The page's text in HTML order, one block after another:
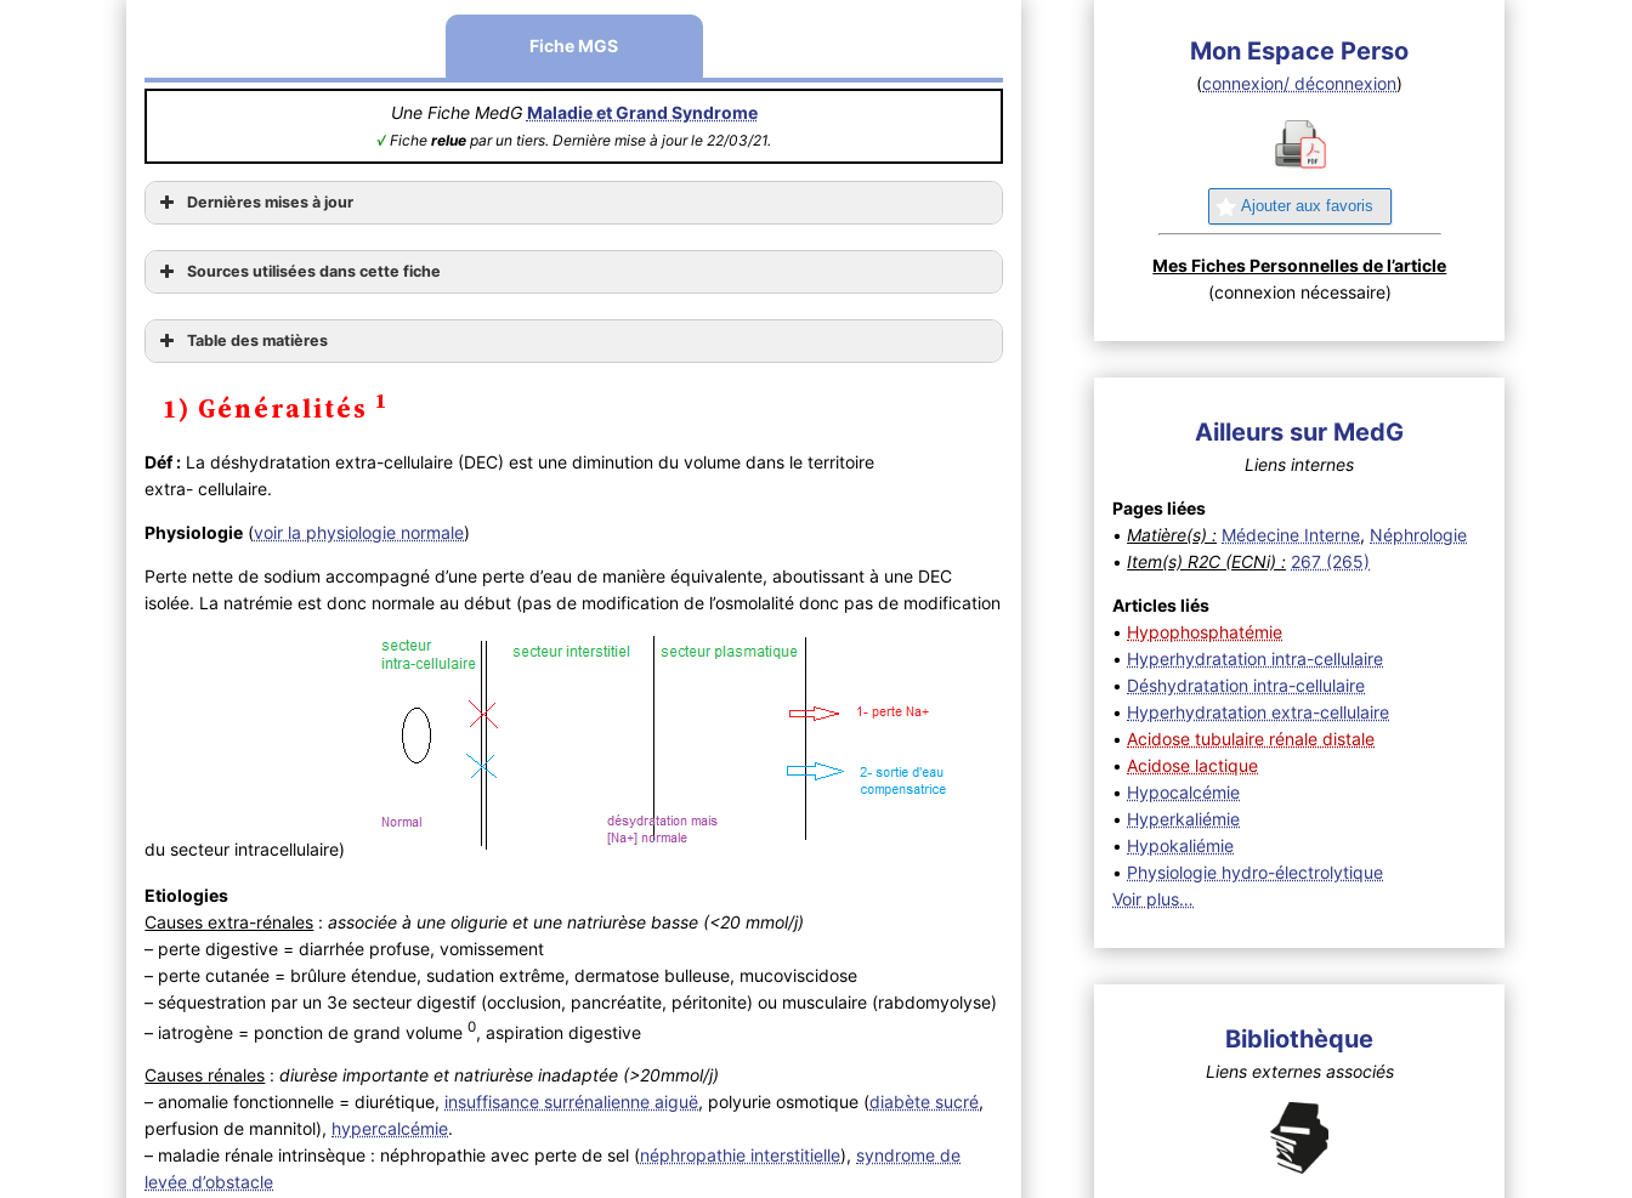
Fiche MGS
Une Fiche MedG Maladie et Grand Syndrome
√ Ficherelue par un tiers. Dernière mise à jour le 22/03/21.
Dernières mises à jour
Sources utilisées dans cette fiche
Table des matières
2) Diagnostic
B) Paraclinique
3) Evolution
Evolution vers unedéshydratation globale
4) PEC
1) Généralités 1
Déf : La déshydratation extra-cellulaire (DEC) est une diminution du volume dans le territoire
extra- cellulaire.
Physiologie (voir la physiologie normale)
Perte nette de sodium accompagné d’une perte d’eau de manière équivalente, aboutissant à une DEC
isolée. La natrémie est donc normale au début (pas de modification de l’osmolalité donc pas de modification
du secteur intracellulaire)
Etiologies
Causes extra-rénales :associée à une oligurie et une natriurèse basse (<20 mmol/j)
– perte digestive = diarrhée profuse, vomissement
– perte cutanée = brûlure étendue, sudation extrême, dermatose bulleuse, mucoviscidose
– séquestration par un 3e secteur digestif (occlusion, pancréatite, péritonite) ou musculaire (rabdomyolyse)
– iatrogène = ponction de grand volume0, aspiration digestive
Causes rénales :diurèse importante et natriurèse inadaptée (>20mmol/j)
– anomalie fonctionnelle = diurétique, insuffisance surrénalienne aiguë, polyurie osmotique (diabète sucré,
perfusion de mannitol), hypercalcémie.
– maladie rénale intrinsèque : néphropathie avec perte de sel (néphropathie interstitielle), syndrome de
levée d’obstacle
Mon Espace Perso
(connexion/ déconnexion)
Ajouter aux favoris
Mes Fiches Personnelles de l’article
(connexion nécessaire)
Ailleurs sur MedG
Liens internes
Pages liées
•Matière(s) : Médecine Interne, Néphrologie
•Item(s) R2C (ECNi) : 267 (265)
Articles liés
• Hypophosphatémie
• Hyperhydratation intra-cellulaire
• Déshydratation intra-cellulaire
• Hyperhydratation extra-cellulaire
•Acidose tubulaire rénale distale
•Acidose lactique
• Hypocalcémie
• Hyperkaliémie
• Hypokaliémie
• Physiologie hydro-électrolytique
Voir plus…
Bibliothèque
Liens externes associés